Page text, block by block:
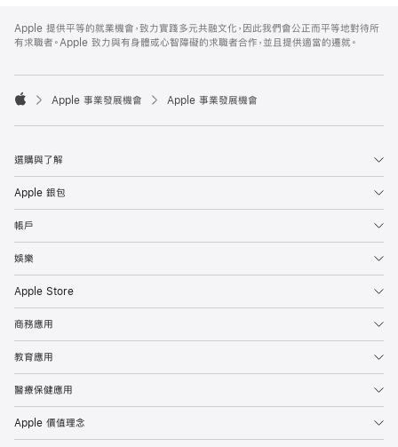
Footer
Apple 提供平等的就業機會，致力實踐多元共融文化，因此我們會公正而平等地對待所
有求職者。Apple 致力與有身體或心智障礙的求職者合作，並且提供適當的遷就。

Apple 事業發展機會 Apple 事業發展機會
選購與了解
Apple 銀包
帳戶
娛樂
Apple Store
商務應用
教育應用
醫療保健應用
Apple 價值理念